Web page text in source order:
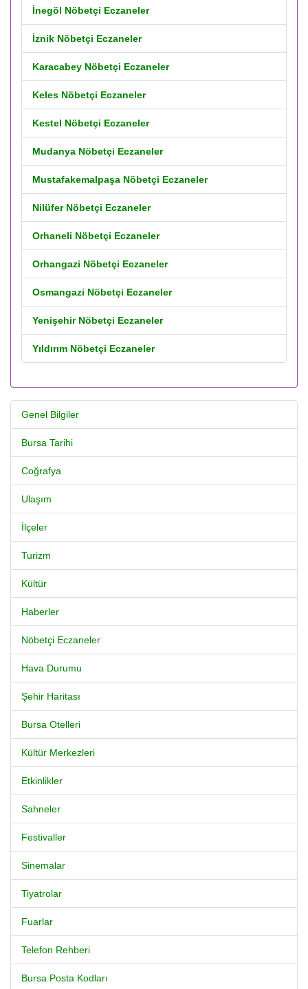
İnegöl Nöbetçi Eczaneler
İznik Nöbetçi Eczaneler
Karacabey Nöbetçi Eczaneler
Keles Nöbetçi Eczaneler
Kestel Nöbetçi Eczaneler
Mudanya Nöbetçi Eczaneler
Mustafakemalpaşa Nöbetçi Eczaneler
Nilüfer Nöbetçi Eczaneler
Orhaneli Nöbetçi Eczaneler
Orhangazi Nöbetçi Eczaneler
Osmangazi Nöbetçi Eczaneler
Yenişehir Nöbetçi Eczaneler
Yıldırım Nöbetçi Eczaneler
Genel Bilgiler
Bursa Tarihi
Coğrafya
Ulaşım
İlçeler
Turizm
Kültür
Haberler
Nöbetçi Eczaneler
Hava Durumu
Şehir Haritası
Bursa Otelleri
Kültür Merkezleri
Etkinlikler
Sahneler
Festivaller
Sinemalar
Tiyatrolar
Fuarlar
Telefon Rehberi
Bursa Posta Kodları